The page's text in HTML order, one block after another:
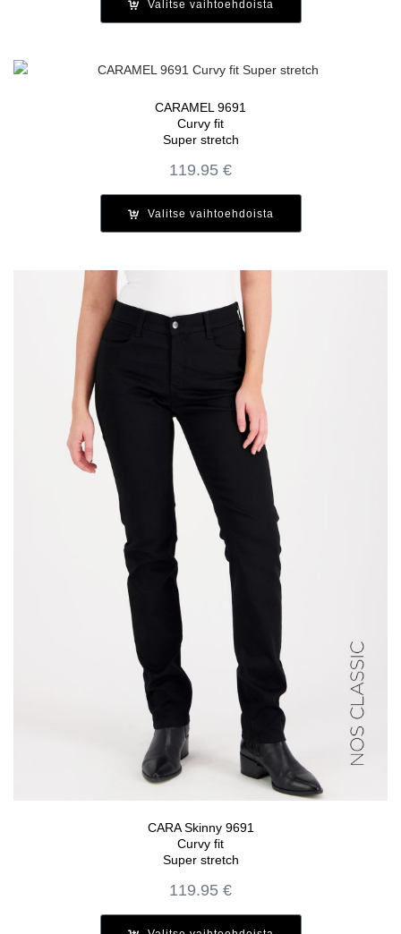
Valitse vaihtoehdoista
CARAMEL 9691
Curvy fit
Super stretch
119.95 €
Valitse vaihtoehdoista
CARA Skinny 9691
Curvy fit
Super stretch
119.95 €